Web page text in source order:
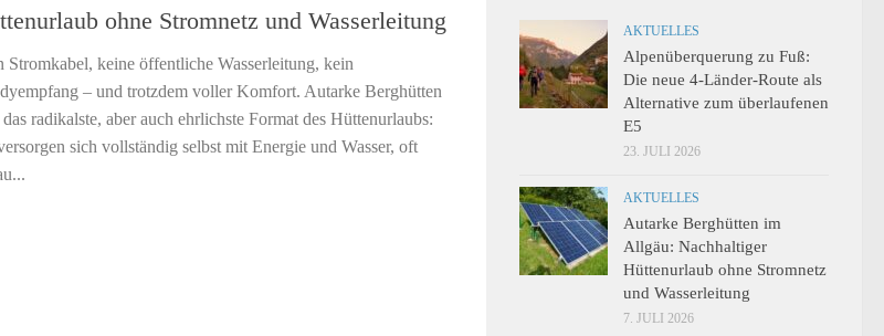
ohne Stromnetz und Wasserleitung
Stromkabel, keine öffentliche Wasserleitung, kein
– und trotzdem voller Komfort. Autarke Berghütten
radikalste, aber auch ehrlichste Format des Hüttenurlaubs:
sich vollständig selbst mit Energie und Wasser, oft
AKTUELLES
Alpenüberquerung zu Fuß:
Die neue 4-Länder-Route als
Alternative zum überlaufenen
E5
23. JULI 2026
AKTUELLES
Autarke Berghütten im
Allgäu: Nachhaltiger
Hüttenurlaub ohne Stromnetz
und Wasserleitung
7. JULI 2026